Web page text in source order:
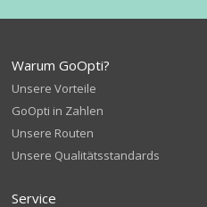
Warum GoOpti?
Unsere Vorteile
GoOpti in Zahlen
Unsere Routen
Unsere Qualitätsstandards
Service